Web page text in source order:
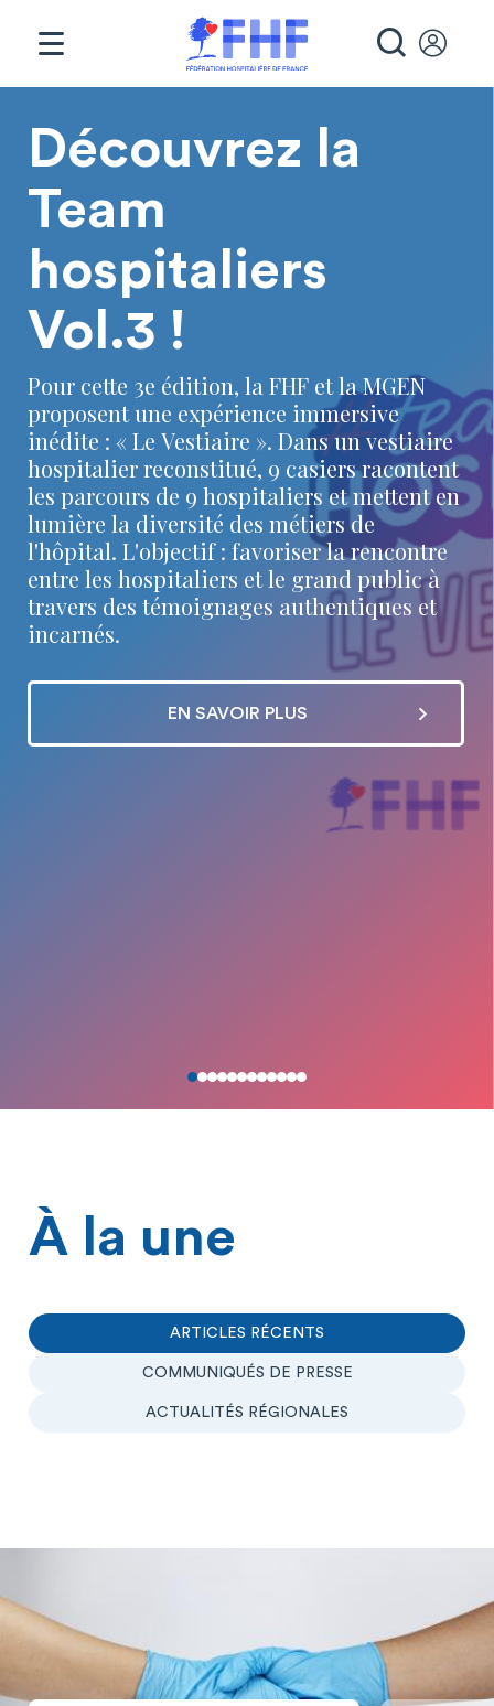
Page d'accueil
Découvrez la
Team
hospitaliers
Vol.3 !
Pour cette 3e édition, la FHF et la MGEN
proposent une expérience immersive
inédite : « Le Vestiaire ». Dans un vestiaire
hospitalier reconstitué, 9 casiers racontent
les parcours de 9 hospitaliers et mettent en
lumière la diversité des métiers de
l'hôpital. L'objectif : favoriser la rencontre
entre les hospitaliers et le grand public à
travers des témoignages authentiques et
incarnés.
EN SAVOIR PLUS
À la une
ARTICLES RÉCENTS
COMMUNIQUÉS DE PRESSE
ACTUALITÉS RÉGIONALES
Panneau de gestion des cookies